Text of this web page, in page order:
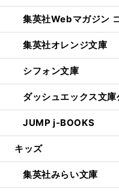
集英社Webマガジン
集英社オレンジ文庫
シフォン文庫
ダッシュエックス文庫
JUMP j-BOOKS
キッズ
集英社みらい文庫